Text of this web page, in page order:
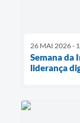
26 MAI 2026 -
Semana da
liderança